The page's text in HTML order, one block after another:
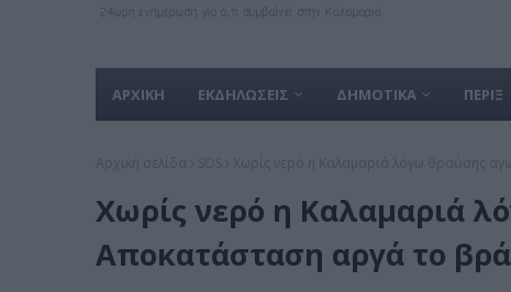
ΑΡΧΙΚΗ ΕΚΔΗΛΩΣΕΙΣ ΔΗΜΟΤΙΚΑ ΠΕΡΙΞ
Χωρίς νερό η Καλαμαριά
Αποκατάσταση αργά το